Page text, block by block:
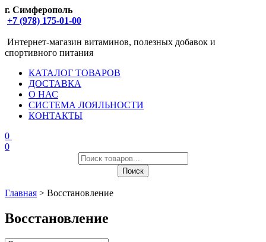
г. Симферополь
+7 (978) 175-01-00
Интернет-магазин витаминов, полезных добавок и
спортивного питания
КАТАЛОГ ТОВАРОВ
ДОСТАВКА
О НАС
СИСТЕМА ЛОЯЛЬНОСТИ
КОНТАКТЫ
0
0
Поиск
товаров
Поиск
Главная > Восстановление
Восстановление